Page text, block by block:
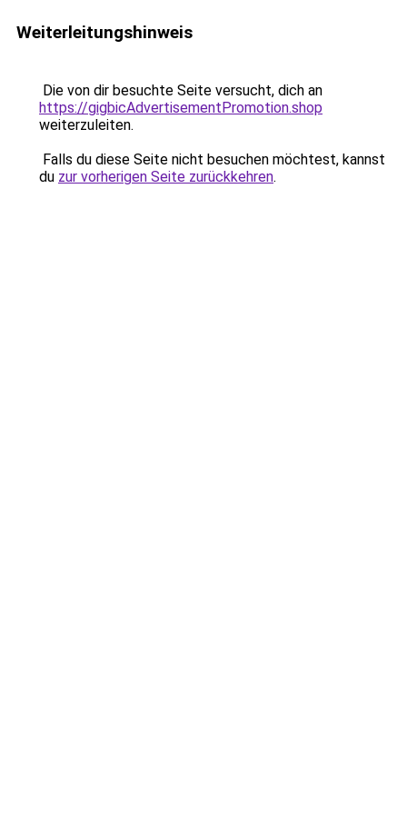
Weiterleitungshinweis
Die von dir besuchte Seite versucht, dich an
https://gigbicAdvertisementPromotion.shop
weiterzuleiten.
Falls du diese Seite nicht besuchen möchtest, kannst
du zur vorherigen Seite zurückkehren.